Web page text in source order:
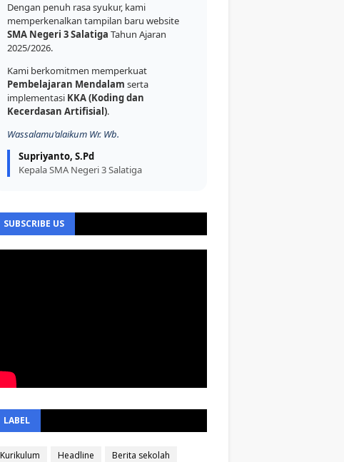
Dengan penuh rasa syukur, kami
memperkenalkan tampilan baru website
SMA Negeri 3 Salatiga Tahun Ajaran
2025/2026.
Kami berkomitmen memperkuat
Pembelajaran Mendalam serta
implementasi KKA (Koding dan
Kecerdasan Artifisial).
Wassalamu’alaikum Wr. Wb.
Supriyanto, S.Pd
Kepala SMA Negeri 3 Salatiga
SUBSCRIBE US
LABEL
Kurikulum Headline
Berita sekolah